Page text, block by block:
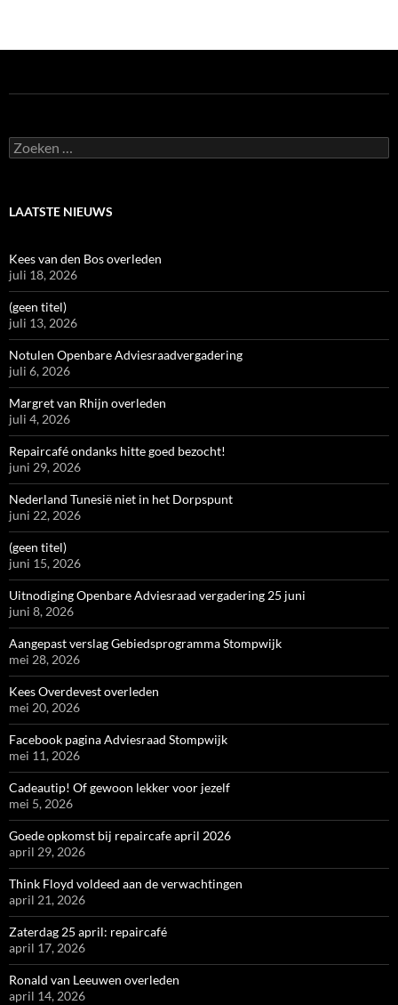
Zoeken
naar:
LAATSTE NIEUWS
Kees van den Bos overleden
juli 18, 2026
(geen titel)
juli 13, 2026
Notulen Openbare Adviesraadvergadering
juli 6, 2026
Margret van Rhijn overleden
juli 4, 2026
Repaircafé ondanks hitte goed bezocht!
juni 29, 2026
Nederland Tunesië niet in het Dorpspunt
juni 22, 2026
(geen titel)
juni 15, 2026
Uitnodiging Openbare Adviesraad vergadering 25 juni
juni 8, 2026
Aangepast verslag Gebiedsprogramma Stompwijk
mei 28, 2026
Kees Overdevest overleden
mei 20, 2026
Facebook pagina Adviesraad Stompwijk
mei 11, 2026
Cadeautip! Of gewoon lekker voor jezelf
mei 5, 2026
Goede opkomst bij repaircafe april 2026
april 29, 2026
Think Floyd voldeed aan de verwachtingen
april 21, 2026
Zaterdag 25 april: repaircafé
april 17, 2026
Ronald van Leeuwen overleden
april 14, 2026